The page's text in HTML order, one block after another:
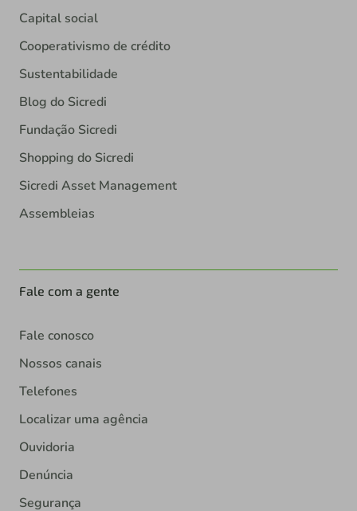
Capital social
Cooperativismo de crédito
Sustentabilidade
Blog do Sicredi
Fundação Sicredi
Shopping do Sicredi
Sicredi Asset Management
Assembleias
Fale com a gente
Fale conosco
Nossos canais
Telefones
Localizar uma agência
Ouvidoria
Denúncia
Segurança